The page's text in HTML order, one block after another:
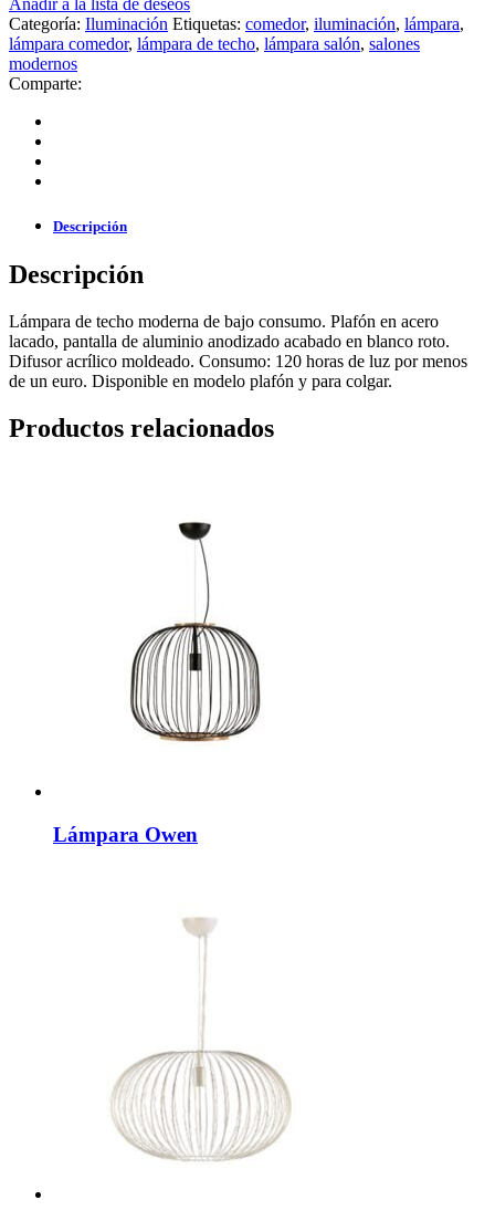
Añadir a la lista de deseos
Categoría: Iluminación Etiquetas: comedor, iluminación, lámpara,
lámpara comedor, lámpara de techo, lámpara salón, salones
modernos
Comparte:
Descripción
Descripción
Lámpara de techo moderna de bajo consumo. Plafón en acero
lacado, pantalla de aluminio anodizado acabado en blanco roto.
Difusor acrílico moldeado. Consumo: 120 horas de luz por menos
de un euro. Disponible en modelo plafón y para colgar.
Productos relacionados
Lámpara Owen